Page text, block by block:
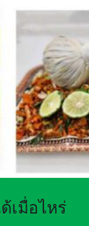
เมื่อไหร่